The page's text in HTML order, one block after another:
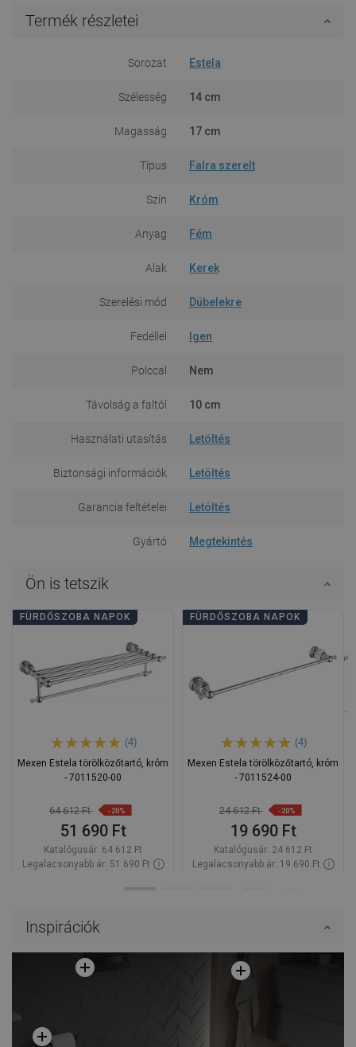
Termék részletei
Sorozat Estela
Szélesség 14 cm
Magasság 17 cm
Típus Falra szerelt
Szín Króm
Anyag Fém
Alak Kerek
Szerelési mód Dübelekre
Fedéllel Igen
Polccal Nem
Távolság a faltól 10 cm
Használati utasítás Letöltés
Biztonsági információk Letöltés
Garancia feltételei Letöltés
Gyártó Megtekintés
Ön is tetszik
FÜRDŐSZOBA NAPOK
(4)
Mexen Estela törölközőtartó, króm
- 7011520-00
64 612 Ft -20%
51 690 Ft
Katalógusár: 64 612 Ft
Legalacsonyabb ár: 51 690 Ft
Hasonlítsa
FÜRDŐSZOBA NAPOK
(4)
Mexen Estela törölközőtartó, króm
- 7011524-00
24 612 Ft -20%
19 690 Ft
Katalógusár: 24 612 Ft
Legalacsonyabb ár: 19 690 Ft
Inspirációk